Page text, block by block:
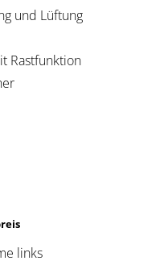
und Lüftung
Rastfunktion
links